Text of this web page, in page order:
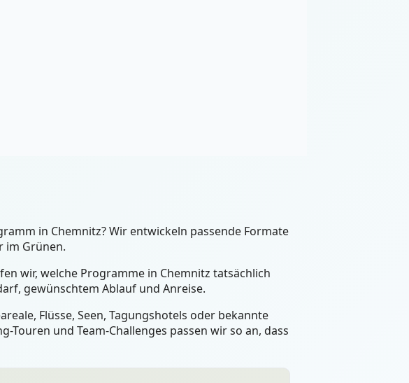
in Chemnitz? Wir entwickeln passende Formate
im Grünen.
wir, welche Programme in Chemnitz tatsächlich
gewünschtem Ablauf und Anreise.
Flüsse, Seen, Tagungshotels oder bekannte
und Team-Challenges passen wir so an, dass